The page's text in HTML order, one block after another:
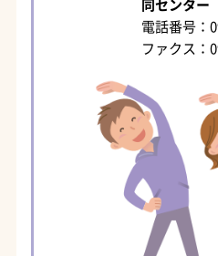
同センター
電話番号：
ファクス：